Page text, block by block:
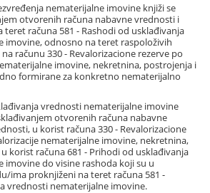
nematerijalne imovine knjiži se
otvorenih računa nabavne vrednosti i
teret računa 581 - Rashodi od usklađivanja
imovine, odnosno na teret raspoloživih
računu 330 - Revalorizacione rezerve po
imovine, nekretnina, postrojenja i
formirane za konkretno nematerijalno
vrednosti nematerijalne imovine
otvorenih računa nabavne
u korist računa 330 - Revalorizacione
nematerijalne imovine, nekretnina,
korist računa 681 - Prihodi od usklađivanja
imovine do visine rashoda koji su u
ima proknjiženi na teret računa 581 -
vrednosti nematerijalne imovine.